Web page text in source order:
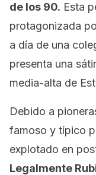
de los 90. Esta
protagonizada
a día de una
presenta una
media-alta de
Debido a
famoso y típico
explotado en
Legalmente